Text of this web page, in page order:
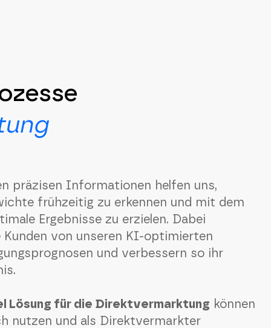
präzisen Informationen helfen uns,
frühzeitig zu erkennen und mit dem
Ergebnisse zu erzielen. Dabei
von unseren KI-optimierten
und verbessern so ihr
Lösung für die Direktvermarktung können
nutzen und als Direktvermarkter